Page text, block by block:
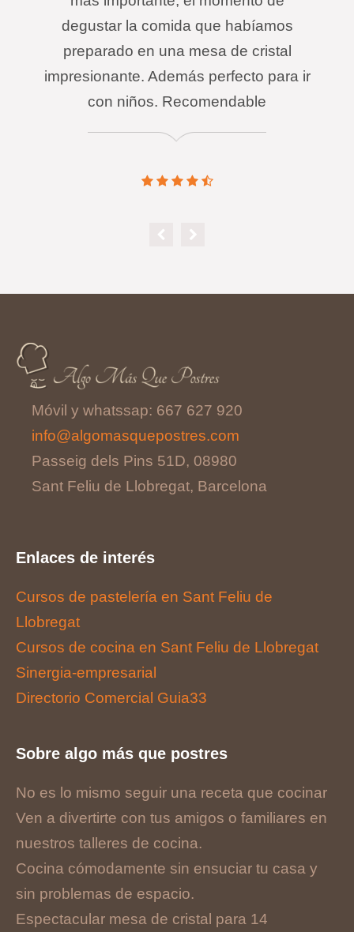
degustar la comida que habíamos
preparado en una mesa de cristal
impresionante. Además perfecto para ir
con niños. Recomendable
Móvil y whatssap: 667 627 920
info@algomasquepostres.com
Passeig dels Pins 51D, 08980
Sant Feliu de Llobregat, Barcelona
Enlaces de interés
Cursos de pastelería en Sant Feliu de
Llobregat
Cursos de cocina en Sant Feliu de Llobregat
Sinergia-empresarial
Directorio Comercial Guia33
Sobre algo más que postres
No es lo mismo seguir una receta que cocinar
Ven a divertirte con tus amigos o familiares en
nuestros talleres de cocina.
Cocina cómodamente sin ensuciar tu casa y
sin problemas de espacio.
Espectacular mesa de cristal para 14